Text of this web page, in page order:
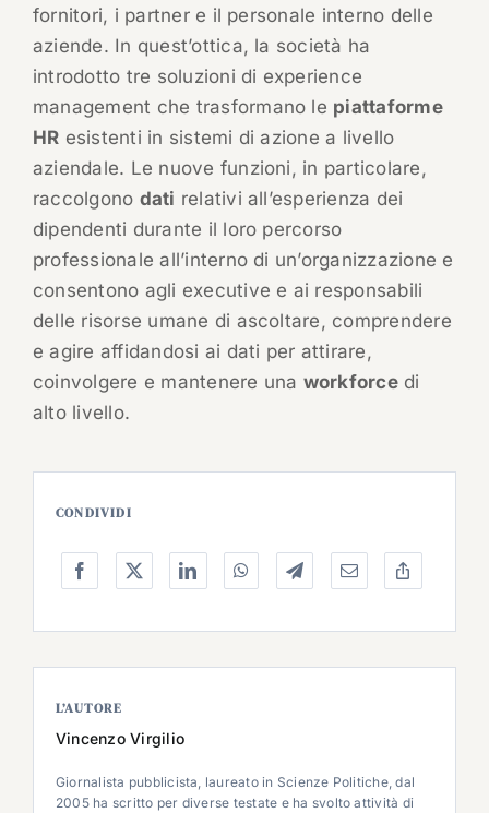
fornitori, i partner e il personale interno delle
aziende. In quest’ottica, la società ha
introdotto tre soluzioni di experience
management che trasformano le piattaforme
HR esistenti in sistemi di azione a livello
aziendale. Le nuove funzioni, in particolare,
raccolgono dati relativi all’esperienza dei
dipendenti durante il loro percorso
professionale all’interno di un’organizzazione e
consentono agli executive e ai responsabili
delle risorse umane di ascoltare, comprendere
e agire affidandosi ai dati per attirare,
coinvolgere e mantenere una workforcedi
alto livello.
CONDIVIDI
L’AUTORE
Vincenzo Virgilio
Giornalista pubblicista, laureato in Scienze Politiche, dal
2005 ha scritto per diverse testate e ha svolto attività di